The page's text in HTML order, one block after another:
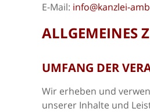
E-Mail: info@kanzlei-
ALLGEMEINES
UMFANG DER
Wir erheben und
unserer Inhalte und